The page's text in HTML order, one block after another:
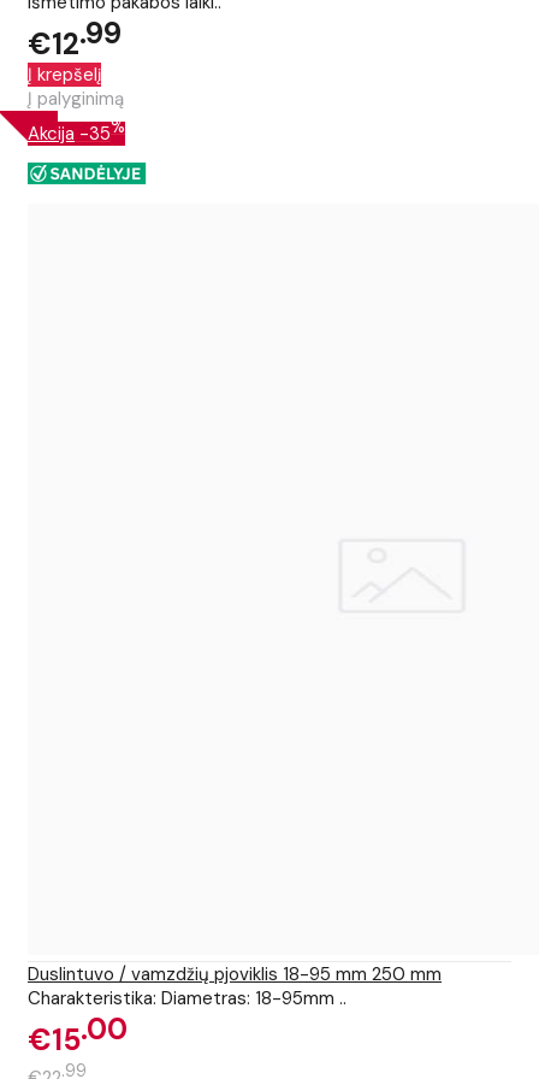
€12 99
Į krepšelį
Į palyginimą
Akcija -35%
Duslintuvo / vamzdžių pjoviklis 18-95 mm 250 mm
Charakteristika: Diametras: 18-95mm ..
€1500
99